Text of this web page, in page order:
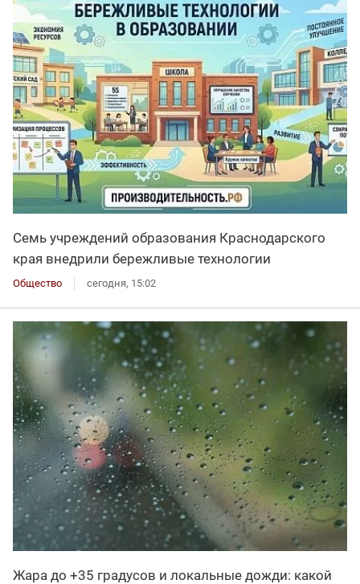
Семь учреждений образования Краснодарского
края внедрили бережливые технологии
Общество сегодня, 15:02
Жара до +35 градусов и локальные дожди: какой